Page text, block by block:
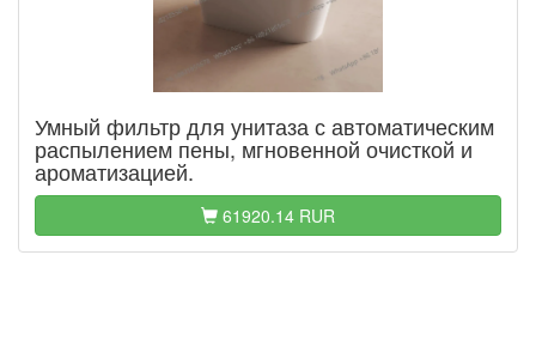
Умный фильтр для унитаза с автоматическим
распылением пены, мгновенной очисткой и
ароматизацией.
61920.14 RUR